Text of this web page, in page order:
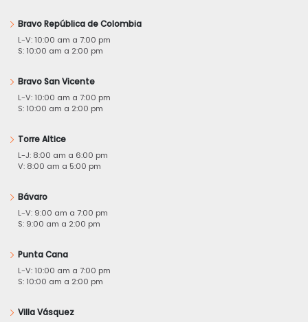
Bravo República de Colombia
L-V: 10:00 am a 7:00 pm
S: 10:00 am a 2:00 pm
Bravo San Vicente
L-V: 10:00 am a 7:00 pm
S: 10:00 am a 2:00 pm
Torre Altice
L-J: 8:00 am a 6:00 pm
V: 8:00 am a 5:00 pm
Bávaro
L-V: 9:00 am a 7:00 pm
S: 9:00 am a 2:00 pm
Punta Cana
L-V: 10:00 am a 7:00 pm
S: 10:00 am a 2:00 pm
Villa Vásquez